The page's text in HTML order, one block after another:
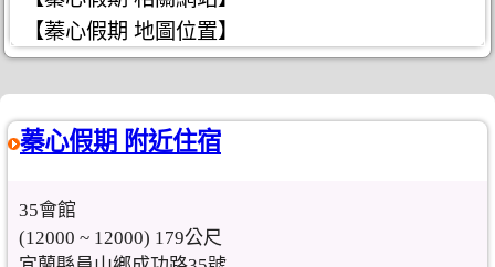
【蓁心假期 地圖位置】
蓁心假期 附近住宿
35會館
(12000 ~ 12000) 179公尺